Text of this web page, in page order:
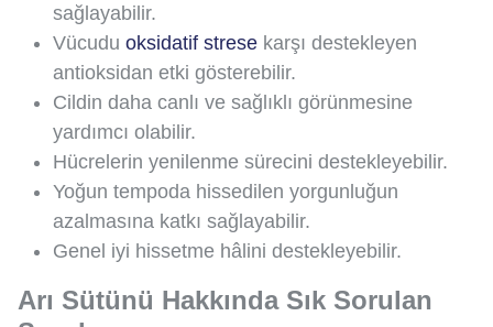
sağlayabilir.
Vücudu oksidatif strese karşı destekleyen
antioksidan etki gösterebilir.
Cildin daha canlı ve sağlıklı görünmesine
yardımcı olabilir.
Hücrelerin yenilenme sürecini destekleyebilir.
Yoğun tempoda hissedilen yorgunluğun
azalmasına katkı sağlayabilir.
Genel iyi hissetme hâlini destekleyebilir.
Arı Sütünü Hakkında Sık Sorulan